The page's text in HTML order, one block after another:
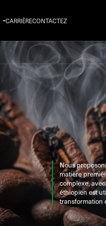
CARRIÈRECONTACTEZ
Nous
matière
complexe,
éthiopien est
transformation